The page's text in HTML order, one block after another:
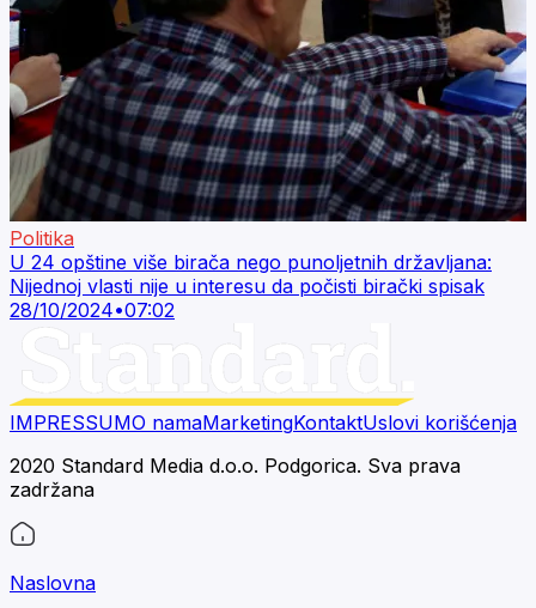
Politika
U 24 opštine više birača nego punoljetnih državljana:
Nijednoj vlasti nije u interesu da počisti birački spisak
28/10/2024•07:02
IMPRESSUMO namaMarketingKontaktUslovi korišćenja
2020 Standard Media d.o.o. Podgorica. Sva prava
zadržana
Naslovna